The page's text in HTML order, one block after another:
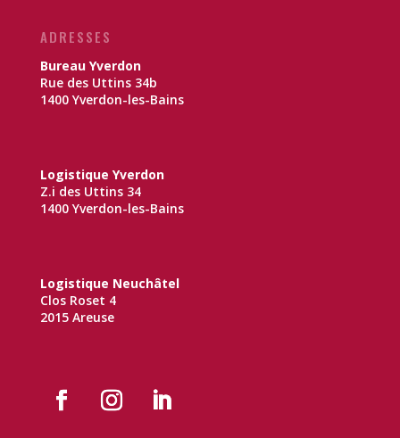
ADRESSES
Bureau Yverdon
Rue des Uttins 34b
1400 Yverdon-les-Bains
Logistique Yverdon
Z.i des Uttins 34
1400 Yverdon-les-Bains
Logistique Neuchâtel
Clos Roset 4
2015 Areuse